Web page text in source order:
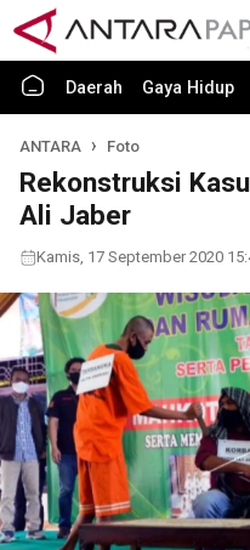
Daerah Gaya Hidup
ANTARA Foto
Rekonstruksi
Ali Jaber
Kamis, 17 September 2020